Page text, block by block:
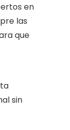
en
las
que
sin